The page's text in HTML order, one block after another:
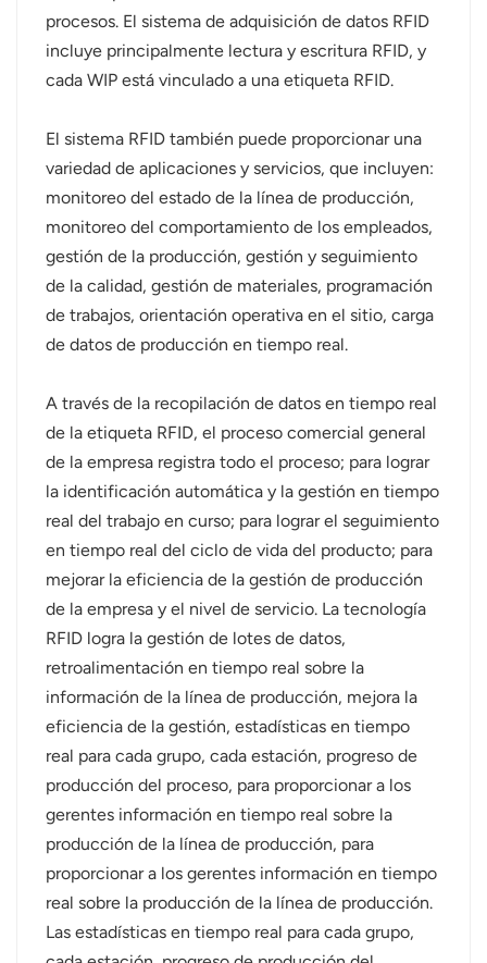
procesos. El sistema de adquisición de datos RFID
incluye principalmente lectura y escritura RFID, y
cada WIP está vinculado a una etiqueta RFID.
El sistema RFID también puede proporcionar una
variedad de aplicaciones y servicios, que incluyen:
monitoreo del estado de la línea de producción,
monitoreo del comportamiento de los empleados,
gestión de la producción, gestión y seguimiento
de la calidad, gestión de materiales, programación
de trabajos, orientación operativa en el sitio, carga
de datos de producción en tiempo real.
A través de la recopilación de datos en tiempo real
de la etiqueta RFID, el proceso comercial general
de la empresa registra todo el proceso; para lograr
la identificación automática y la gestión en tiempo
real del trabajo en curso; para lograr el seguimiento
en tiempo real del ciclo de vida del producto; para
mejorar la eficiencia de la gestión de producción
de la empresa y el nivel de servicio. La tecnología
RFID logra la gestión de lotes de datos,
retroalimentación en tiempo real sobre la
información de la línea de producción, mejora la
eficiencia de la gestión, estadísticas en tiempo
real para cada grupo, cada estación, progreso de
producción del proceso, para proporcionar a los
gerentes información en tiempo real sobre la
producción de la línea de producción, para
proporcionar a los gerentes información en tiempo
real sobre la producción de la línea de producción.
Las estadísticas en tiempo real para cada grupo,